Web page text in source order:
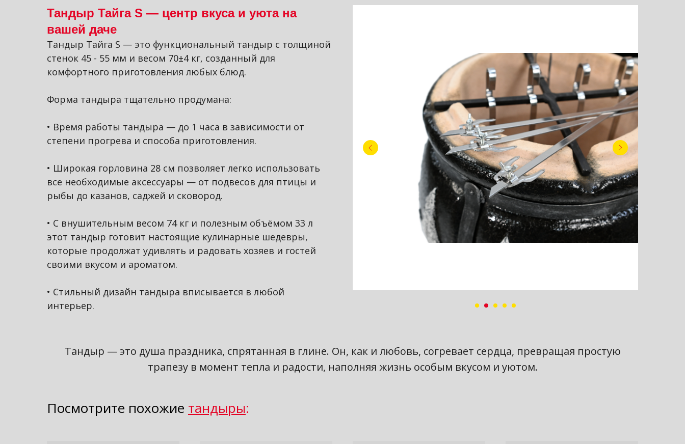
Тандыр Тайга S — центр вкуса и уюта на
вашей даче
Тандыр Тайга S — это функциональный тандыр с толщиной
стенок 45 - 55 мм и весом 70±4 кг, созданный для
комфортного приготовления любых блюд.
Форма тандыра тщательно продумана:
• Время работы тандыра — до 1 часа в зависимости от
степени прогрева и способа приготовления.
• Широкая горловина 28 см позволяет легко использовать
все необходимые аксессуары — от подвесов для птицы и
рыбы до казанов, саджей и сковород.
• С внушительным весом 74 кг и полезным объёмом 33 л
этот тандыр готовит настоящие кулинарные шедевры,
которые продолжат удивлять и радовать хозяев и гостей
своими вкусом и ароматом.
• Стильный дизайн тандыра вписывается в любой
интерьер.
Тандыр — это душа праздника, спрятанная в глине. Он, как и любовь, согревает сердца, превращая простую
трапезу в момент тепла и радости, наполняя жизнь особым вкусом и уютом.
Посмотрите похожие тандыры: